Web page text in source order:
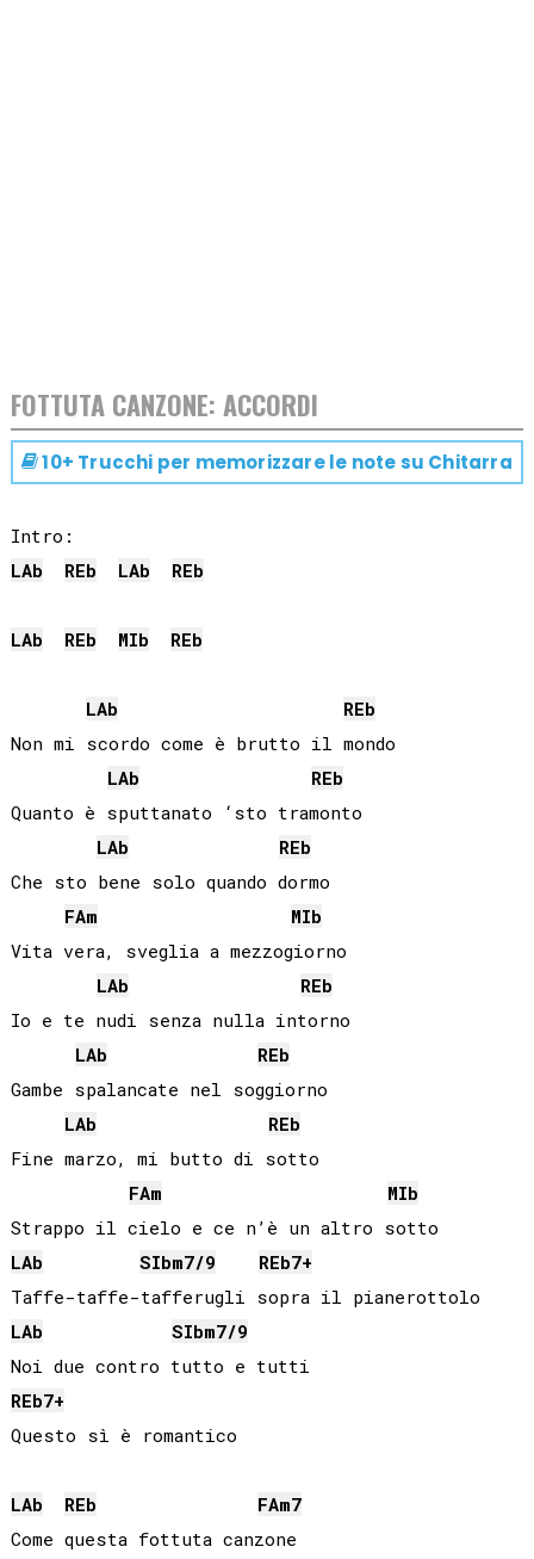
FOTTUTA CANZONE: ACCORDI
10+ Trucchi per memorizzare le note su Chitarra
LAb
REb LAb REb
LAb REb MIb REb
LAb
REb
Non mi scordo come è brutto il mondo
LAb
REb
Quanto è sputtanato ‘sto tramonto
LAb
REb
Che sto bene solo quando dormo
FAm
MIb
Vita vera, sveglia a mezzogiorno
LAb
REb
Io e te nudi senza nulla intorno
LAb
REb
Gambe spalancate nel soggiorno
LAb
REb
Fine marzo, mi butto di sotto
FAm
MIb
LAb
SIbm7/9 REb7+
LAb
SIbm7/9
REb7+
Questo sì è romantico
LAb REb FAm7
Come questa fottuta canzone